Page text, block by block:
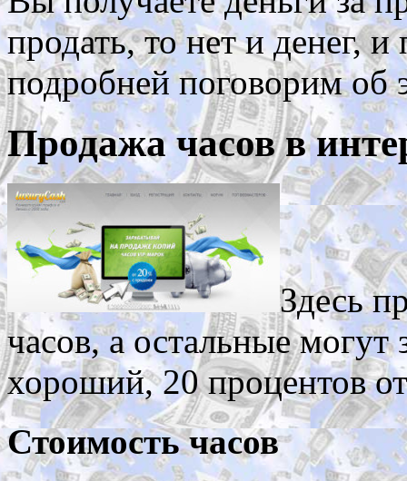
продать, то нет и денег,
подробней поговорим об
Продажа часов в
Здесь
часов, а остальные могут
хороший, 20 процентов
Стоимость часов